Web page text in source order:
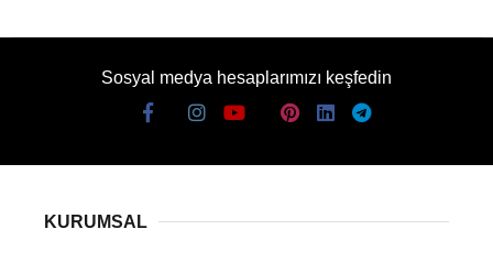
Sosyal medya hesaplarımızı keşfedin
KURUMSAL